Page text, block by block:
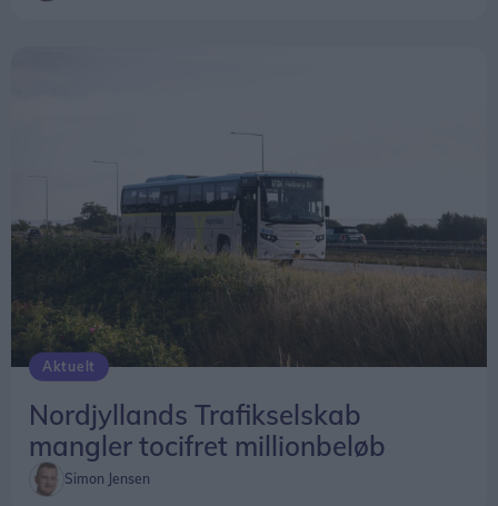
Aktuelt
Nordjyllands Trafikselskab
mangler tocifret millionbeløb
Simon Jensen